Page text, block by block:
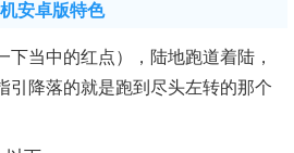
安卓版特色
下当中的红点），陆地跑道着陆，
引降落的就是跑到尽头左转的那个